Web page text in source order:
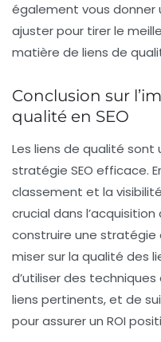
également vous donner
ajuster pour tirer le
matière de liens de
Conclusion sur
qualité en SEO
Les liens de qualité
stratégie SEO efficace.
classement et la
crucial dans
construire une stratégie
miser sur la qualité des
d’utiliser des
liens pertinents, et de
pour assurer un ROI